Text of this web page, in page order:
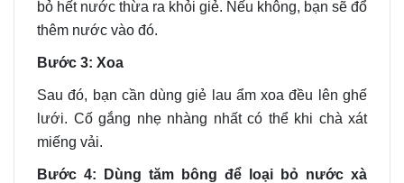
bỏ hết nước thừa ra khỏi giẻ. Nếu không, bạn sẽ đổ
thêm nước vào đó.
Bước 3: Xoa
Sau đó, bạn cần dùng giẻ lau ẩm xoa đều lên ghế
lưới. Cố gắng nhẹ nhàng nhất có thể khi chà xát
miếng vải.
Bước 4: Dùng tăm bông để loại bỏ nước xà